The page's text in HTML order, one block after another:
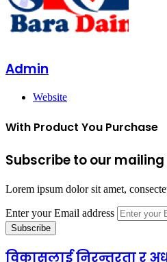
Admin
Website
With Product You Purchase
Subscribe to our
Lorem ipsum dolor sit amet,
Enter your Email address
विकासलाई निरन्तरता र